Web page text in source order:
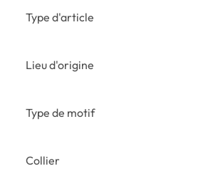
Type d'article
Lieu d'origine
Type de motif
Collier